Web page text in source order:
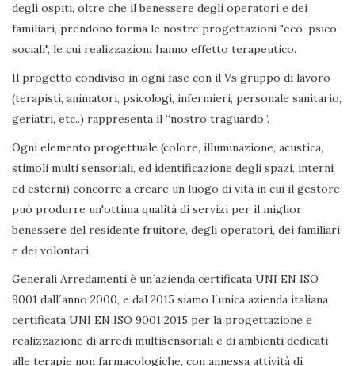
degli ospiti, oltre che il benessere degli operatori e dei
familiari, prendono forma le nostre progettazioni "eco-psico-
sociali", le cui realizzazioni hanno effetto terapeutico.
Il progetto condiviso in ogni fase con il Vs gruppo di lavoro
(terapisti, animatori, psicologi, infermieri, personale sanitario,
geriatri, etc..) rappresenta il “nostro traguardo”.
Ogni elemento progettuale (colore, illuminazione, acustica,
stimoli multi sensoriali, ed identificazione degli spazi, interni
ed esterni) concorre a creare un luogo di vita in cui il gestore
può produrre un'ottima qualità di servizi per il miglior
benessere del residente fruitore, degli operatori, dei familiari
e dei volontari.
Generali Arredamenti è un´azienda certificata UNI EN ISO
9001 dall´anno 2000, e dal 2015 siamo l´unica azienda italiana
certificata UNI EN ISO 9001:2015 per la progettazione e
realizzazione di arredi multisensoriali e di ambienti dedicati
alle terapie non farmacologiche, con annessa attività di